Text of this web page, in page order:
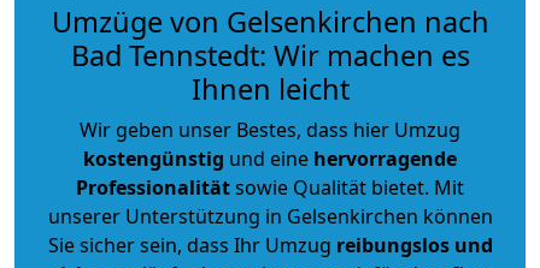
Umzüge von Gelsenkirchen nach
Bad Tennstedt: Wir machen es
Ihnen leicht
Wir geben unser Bestes, dass hier Umzug
kostengünstig und eine hervorragende
Professionalitätsowie Qualität bietet. Mit
unserer Unterstützung in Gelsenkirchen können
Sie sicher sein, dass Ihr Umzug reibungslos und